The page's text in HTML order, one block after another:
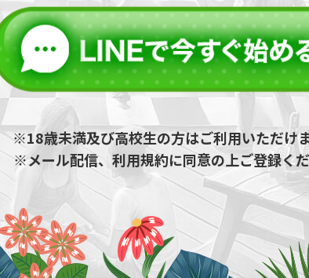
※18歳未満及び高校生の方はご利用いただけ
※メール配信、利用規約に同意の上ご登録く